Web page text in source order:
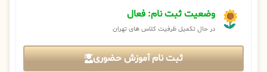
وضعیت ثبت نام: فعال
در حال تکمیل ظرفیت کلاس های تهران
ثبت نام آموزش حضوری